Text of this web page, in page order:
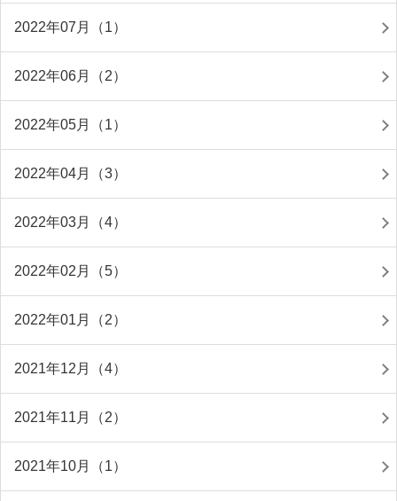
2022年07月（1）
2022年06月（2）
2022年05月（1）
2022年04月（3）
2022年03月（4）
2022年02月（5）
2022年01月（2）
2021年12月（4）
2021年11月（2）
2021年10月（1）